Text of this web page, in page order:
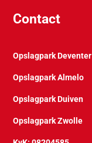
Contact
Opslagpark Deventer
Opslagpark Almelo
Opslagpark Duiven
Opslagpark Zwolle